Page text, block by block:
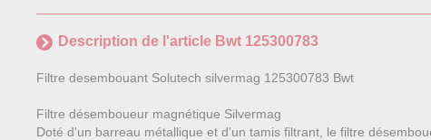
Description de l'article Bwt 125300783
Filtre desembouant Solutech silvermag 125300783 Bwt
Filtre désemboueur magnétique Silvermag
Doté d'un barreau métallique et d'un tamis filtrant, le filtre